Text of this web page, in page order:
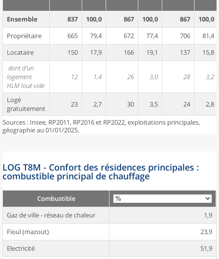
Ensemble 837 100,0 867 100,0 867
100,0
Propriétaire
665 79,4 672 77,4 706
81,4
Locataire
150 17,9 166 19,1 137
15,8
dont d'un
logement
HLM loué vide
12 1,4 26 3,0 28 3,2
Logé
gratuitement
23 2,7 30 3,5 24 2,8
Sources : Insee, RP2011, RP2016 et RP2022, exploitations principales,
géographie au 01/01/2025.
LOG T8M - Confort des résidences principales :
combustible principal de chauffage
Combustible
Gaz de ville - réseau de chaleur
1,9
Fioul (mazout)
23,9
Electricité
51,9